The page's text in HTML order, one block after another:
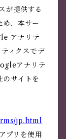
が提供する
め、本サー
アナリテ
ィクスでデ
アナリテ
のサイトを
jp.html
プリを使用